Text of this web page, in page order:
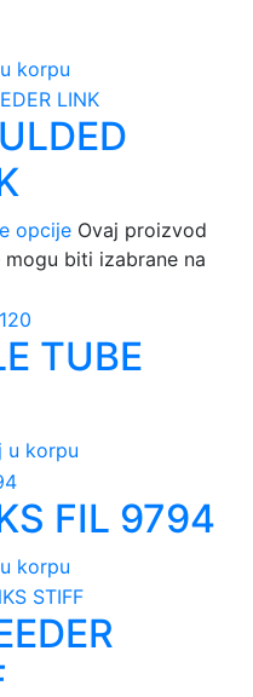
korpu
opcije Ovaj proizvod
biti izabrane na
TUBE
u korpu
FIL 9794
korpu